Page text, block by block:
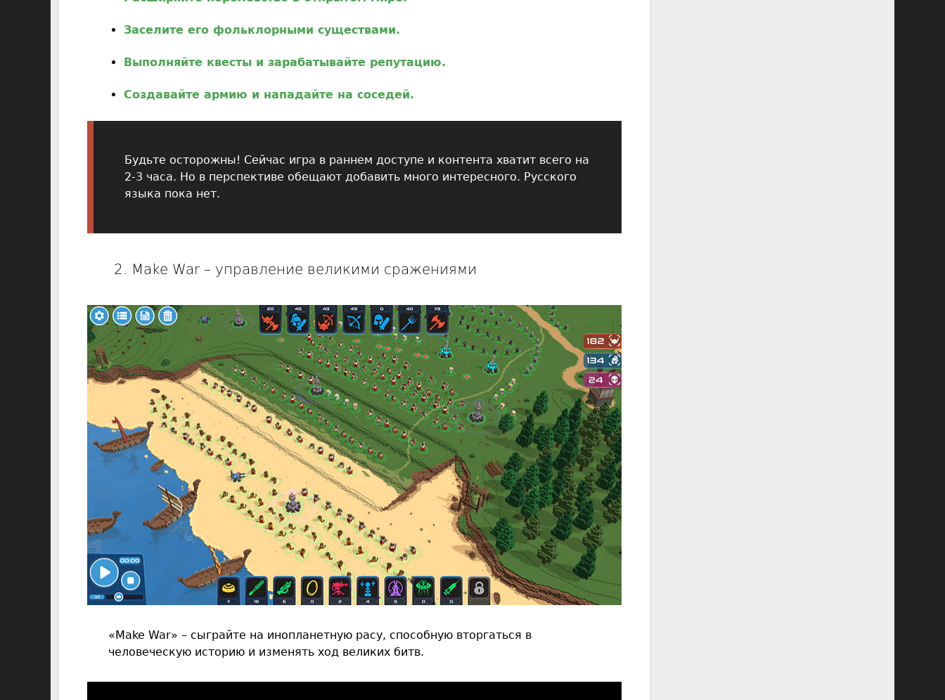
Заселите его фольклорными существами.
Выполняйте квесты и зарабатывайте репутацию.
Создавайте армию и нападайте на соседей.
Будьте осторожны! Сейчас игра в раннем доступе и контента хватит всего на
2-3 часа. Но в перспективе обещают добавить много интересного. Русского
языка пока нет.
2. Make War – управление великими сражениями
«Make War» – сыграйте на инопланетную расу, способную вторгаться в
человеческую историю и изменять ход великих битв.